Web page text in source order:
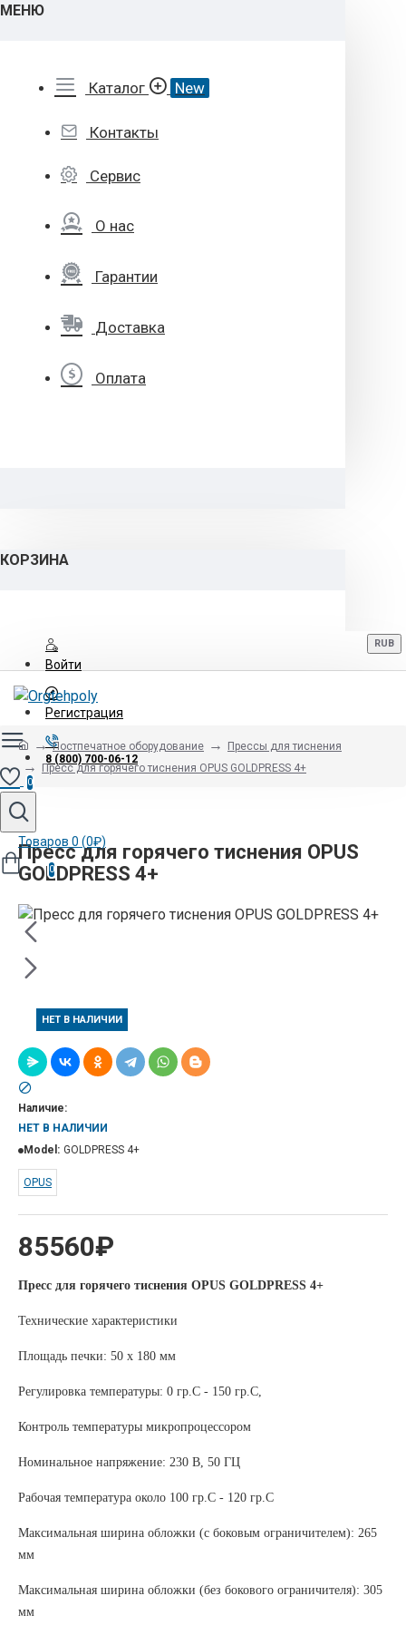
МЕНЮ
Каталог New
Контакты
Сервис
О нас
Гарантии
Доставка
Оплата
КОРЗИНА
Войти
Регистрация
8 (800) 700-06-12
RUB
0
Товаров 0 (0₽)
0
Постпечатное оборудование
Прессы для тиснения
Пресс для горячего тиснения OPUS GOLDPRESS 4+
Пресс для горячего тиснения OPUS
GOLDPRESS 4+
НЕТ В НАЛИЧИИ
85560₽
Наличие:
НЕТ В НАЛИЧИИ
Model: GOLDPRESS 4+
OPUS
Пресс для горячего тиснения OPUS GOLDPRESS 4+
Технические характеристики
Площадь печки: 50 x 180 мм
Регулировка температуры: 0 гр.C - 150 гр.C,
Контроль температуры микропроцессором
Номинальное напряжение: 230 В, 50 ГЦ
Рабочая температура около 100 гр.C - 120 гр.C
Максимальная ширина обложки (с боковым ограничителем): 265
мм
Максимальная ширина обложки (без бокового ограничителя): 305
мм